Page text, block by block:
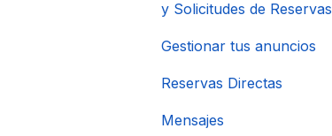
y Solicitudes de Reservas
Gestionar tus anuncios
Reservas Directas
Mensajes